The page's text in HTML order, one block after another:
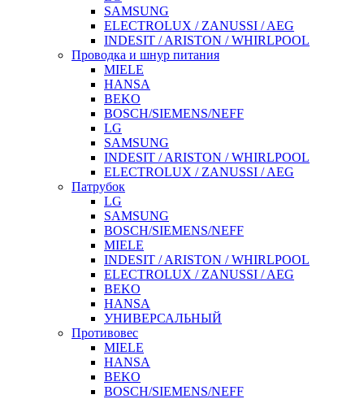
SAMSUNG
ELECTROLUX / ZANUSSI / AEG
INDESIT / ARISTON / WHIRLPOOL
Проводка и шнур питания
MIELE
HANSA
BEKO
BOSCH/SIEMENS/NEFF
LG
SAMSUNG
INDESIT / ARISTON / WHIRLPOOL
ELECTROLUX / ZANUSSI / AEG
Патрубок
LG
SAMSUNG
BOSCH/SIEMENS/NEFF
MIELE
INDESIT / ARISTON / WHIRLPOOL
ELECTROLUX / ZANUSSI / AEG
BEKO
HANSA
УНИВЕРСАЛЬНЫЙ
Противовес
MIELE
HANSA
BEKO
BOSCH/SIEMENS/NEFF